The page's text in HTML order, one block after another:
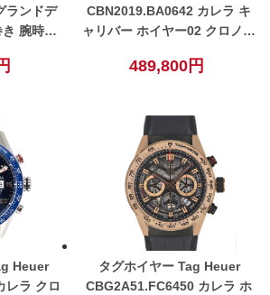
ランドデ
腕時計
CBN2019.BA0642 カレラ キ
ャリバー ホイヤー02 クロノグ
ィション メンズ 自動巻き 腕
489,800円
Heuer
レラ クロ
タグホイヤー Tag Heuer
CBG2A51.FC6450 カレラ ホ